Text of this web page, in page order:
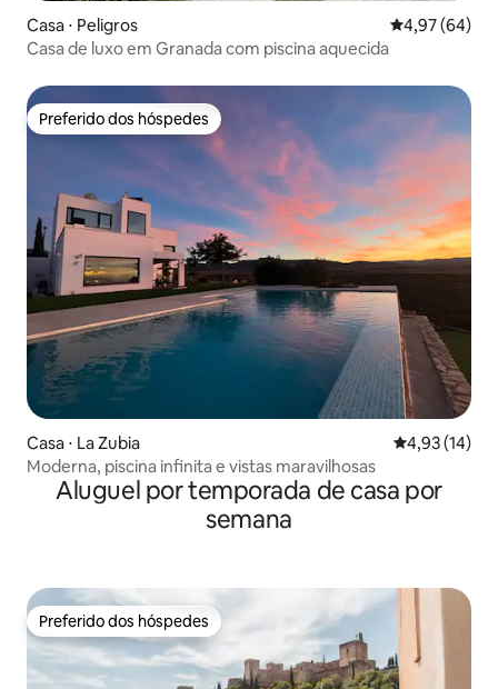
Casa ⋅ Peligros 4,97 de uma
4,97 (64)
Casa de luxo em Granada com piscina aquecida
Preferido dos hóspedes
Preferido dos hóspedes
Casa ⋅ La Zubia 4,93 de uma
4,93 (14)
Moderna, piscina infinita e vistas maravilhosas
Aluguel por temporada de casa por
semana
Preferido dos hóspedes
Preferido dos hóspedes